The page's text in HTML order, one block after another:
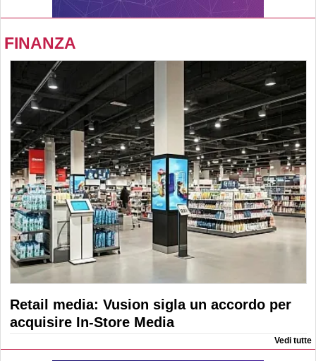
FINANZA
Retail media: Vusion sigla un accordo per
acquisire In-Store Media
Vedi tutte